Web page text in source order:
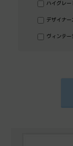
ハイグレー
デザイナー
ヴィンテー